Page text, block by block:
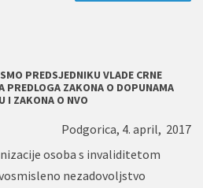
PREDSJEDNIKU VLADE CRNE
PREDLOGA ZAKONA O DOPUNAMA
I ZAKONA O NVO
Podgorica, 4. april, 2017
osoba s invaliditetom
nezadovoljstvo